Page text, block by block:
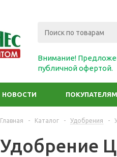
Внимание!
публичной офертой.
НОВОСТИ ПОКУПАТЕЛЯМ
Главная - Каталог - Удобрения -
Удобрение